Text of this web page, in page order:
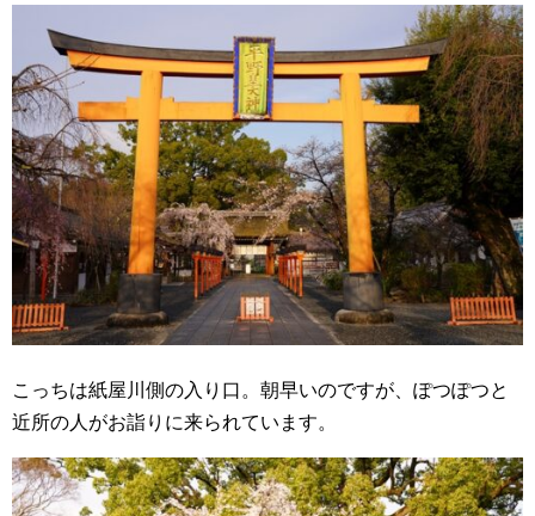
こっちは紙屋川側の入り口。朝早いのですが、ぽつぽつと
近所の人がお詣りに来られています。